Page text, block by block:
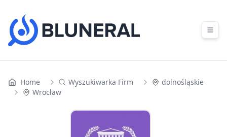
Home Wyszukiwarka Firm
dolnośląskie
Wrocław